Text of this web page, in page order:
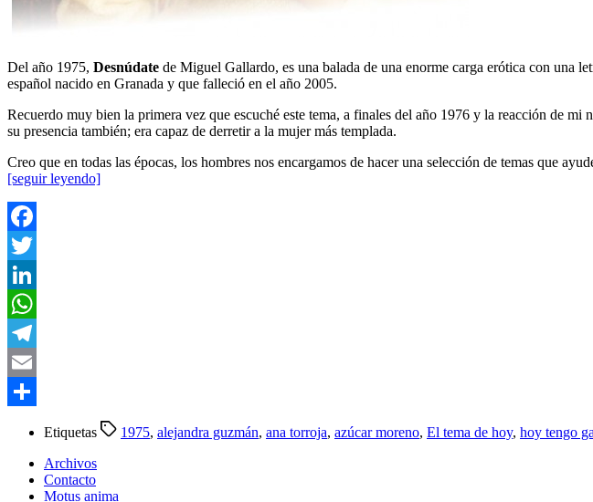
Del año 1975, Desnúdate de Miguel Gallardo, es una balada de una enorme carga erótica con una
español nacido en Granada y que falleció en el año 2005.
Recuerdo muy bien la primera vez que escuché este tema, a finales del año 1976 y la reacción de
su presencia también; era capaz de derretir a la mujer más templada.
Creo que en todas las épocas, los hombres nos encargamos de hacer una selección de temas que
[seguir leyendo]
Facebook
Twitter
LinkedIn
WhatsApp
Telegram
Email
Etiquetas 1975, alejandra guzmán, ana torroja, azúcar moreno, El tema de hoy, hoy tengo
Archivos
Contacto
Motus anima